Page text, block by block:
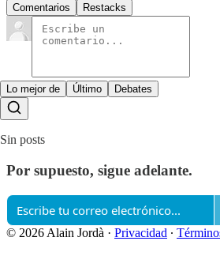
Comentarios Restacks
Lo mejor de Último Debates
Sin posts
Por supuesto, sigue adelante.
© 2026 Alain Jordà · Privacidad ∙